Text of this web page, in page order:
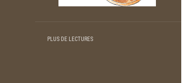
PLUS DE LECTURES